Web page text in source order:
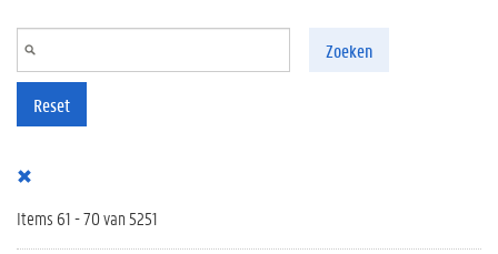
Zoeken
Reset
Items 61 - 70 van 5251